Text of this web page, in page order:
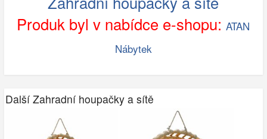
Produk byl v nabídce e-shopu:ATAN
Nábytek
Další Zahradní houpačky a sítě